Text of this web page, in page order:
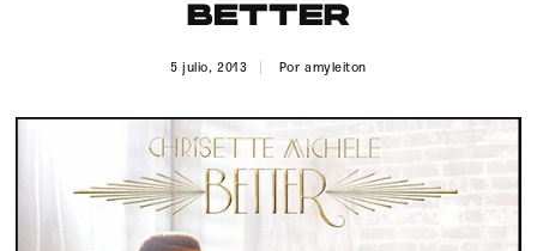
© 2015-2022 UMOMAG. PROPIEDAD DE UMO agency. TODOS LOS
DERECHOS RESERVADOS.
BETTER
5 julio, 2013 Por amyleiton